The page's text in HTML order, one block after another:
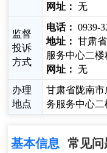
网址： 无
监督
投诉
方式
电话： 0939-
地址： 甘肃
服务中心二
网址： 无
办理
地点
甘肃省陇南
务服务中心
基本信息 常见问